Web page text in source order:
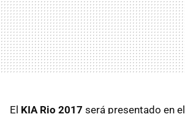
El KIA Rio 2017 será presentado en el